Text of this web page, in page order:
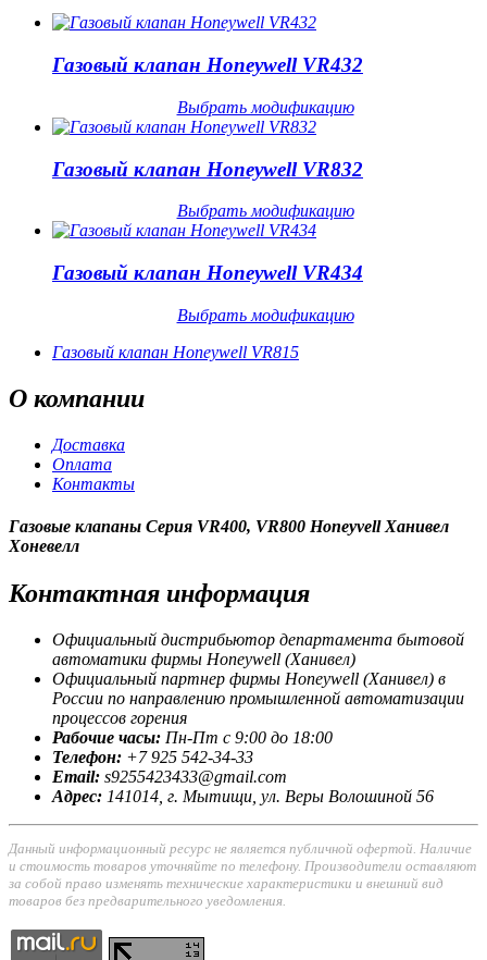
Газовый клапан Honeywell VR432
Выбрать модификацию
Газовый клапан Honeywell VR832
Выбрать модификацию
Газовый клапан Honeywell VR434
Выбрать модификацию
Газовый клапан Honeywell VR815
О компании
Доставка
Оплата
Контакты
Газовые клапаны Серия VR400, VR800 Honeyvell Ханивел
Хоневелл
Контактная информация
Официальный дистрибьютор департамента бытовой
автоматики фирмы Honeywell (Ханивел)
Официальный партнер фирмы Honeywell (Ханивел) в
России по направлению промышленной автоматизации
процессов горения
Рабочие часы: Пн-Пт с 9:00 до 18:00
Телефон: +7 925 542-34-33
Email: s9255423433@gmail.com
Адрес: 141014, г. Мытищи , ул. Веры Волошиной 56
Данный информационный ресурс не является публичной офертой. Наличие
и стоимость товаров уточняйте по телефону. Производители оставляют
за собой право изменять технические характеристики и внешний вид
товаров без предварительного уведомления.